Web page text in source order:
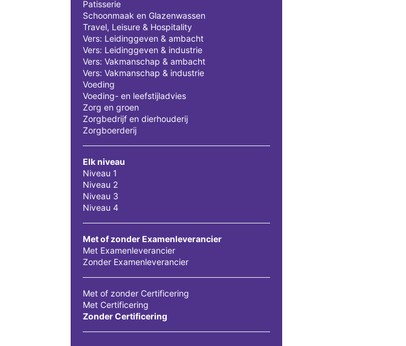
Patisserie
Schoonmaak en Glazenwassen
Travel, Leisure & Hospitality
Vers: Leidinggeven & ambacht
Vers: Leidinggeven & industrie
Vers: Vakmanschap & ambacht
Vers: Vakmanschap & industrie
Voeding
Voeding- en leefstijladvies
Zorg en groen
Zorgbedrijf en dierhouderij
Zorgboerderij
Elk niveau
Niveau 1
Niveau 2
Niveau 3
Niveau 4
Met of zonder Examenleverancier
Met Examenleverancier
Zonder Examenleverancier
Met of zonder Certificering
Met Certificering
Zonder Certificering